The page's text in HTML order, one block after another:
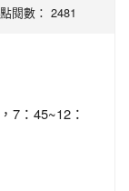
閱數： 2481
7：45~12：